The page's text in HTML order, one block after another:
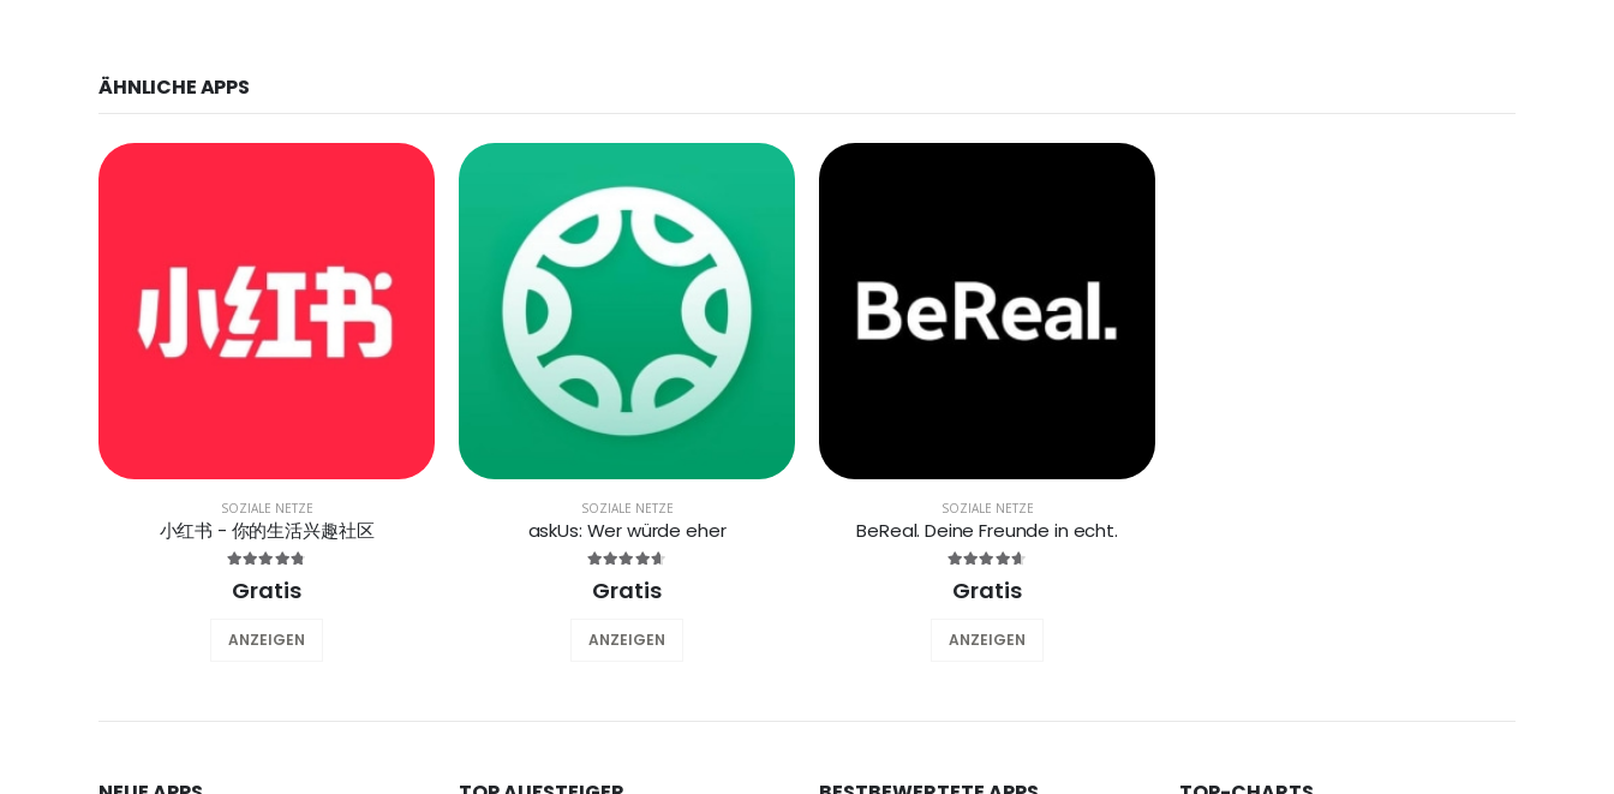
ÄHNLICHE APPS
SOZIALE NETZE
小红书 - 你的生活兴趣社区
Gratis
ANZEIGEN
SOZIALE NETZE
askUs: Wer würde eher
Gratis
ANZEIGEN
SOZIALE NETZE
BeReal. Deine Freunde in echt.
Gratis
ANZEIGEN